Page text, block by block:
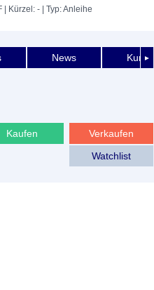
| Kürzel: - | Typ: Anleihe
►
News
Verkaufen
Kaufen
Watchlist